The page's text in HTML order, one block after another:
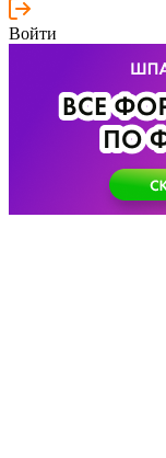
Войти